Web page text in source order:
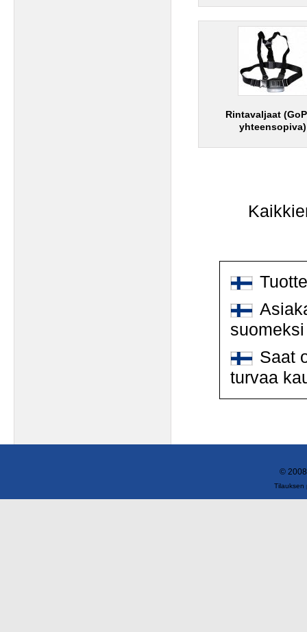
Rintavaljaat
yhteensopiva)
suomeksi
Saat
turvaa
©
Tilauksen